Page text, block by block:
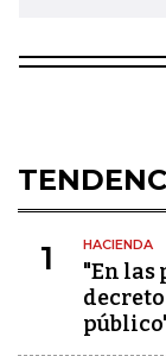
1 HACIENDA
"En